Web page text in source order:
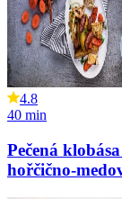
4.8
40 min
Pečená
hořčično-